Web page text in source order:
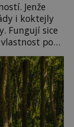
Jenže
i koktejly
Fungují sice
po
travnatou
přivede
k
celém […]